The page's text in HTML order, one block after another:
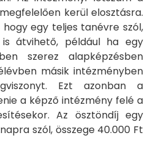
kerül elosztásra.
egy teljes tanévre szól,
átvihető, például ha egy
szerez alapképzésben
másik intézményben
Ezt azonban a
a képző intézmény felé a
Az ösztöndíj egy
szól, összege 40.000 Ft